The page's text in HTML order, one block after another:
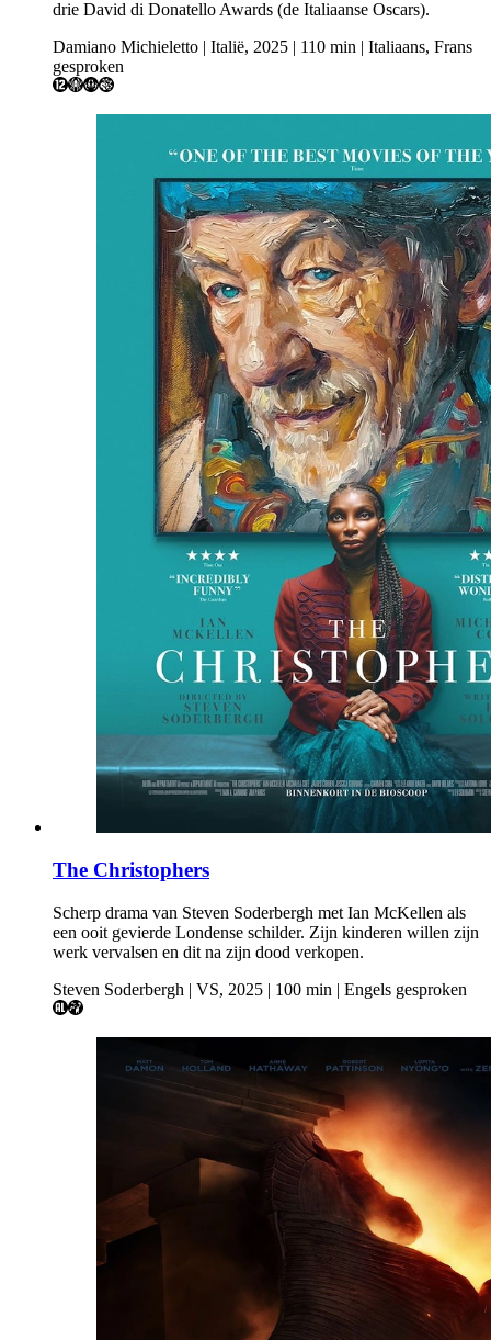
drie David di Donatello Awards (de Italiaanse Oscars).
Damiano Michieletto | Italië, 2025 | 110 min | Italiaans, Frans
gesproken
The Christophers
Scherp drama van Steven Soderbergh met Ian McKellen als
een ooit gevierde Londense schilder. Zijn kinderen willen zijn
werk vervalsen en dit na zijn dood verkopen.
Steven Soderbergh | VS, 2025 | 100 min | Engels gesproken